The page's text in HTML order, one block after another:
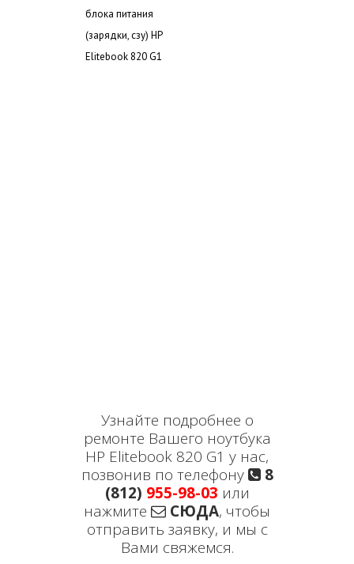
блока питания
(зарядки, сзу) HP
Elitebook 820 G1
Узнайте подробнее о
ремонте Вашего ноутбука
HP Elitebook 820 G1 у нас,
позвонив по телефону
8
(812) 955-98-03 или
нажмите
СЮДА, чтобы
отправить заявку, и мы с
Вами свяжемся.